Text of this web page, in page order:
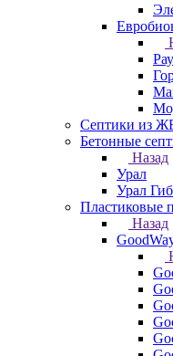
Септики из
Бетонные
Назад
Урал
Урал
Пластиковые
Назад